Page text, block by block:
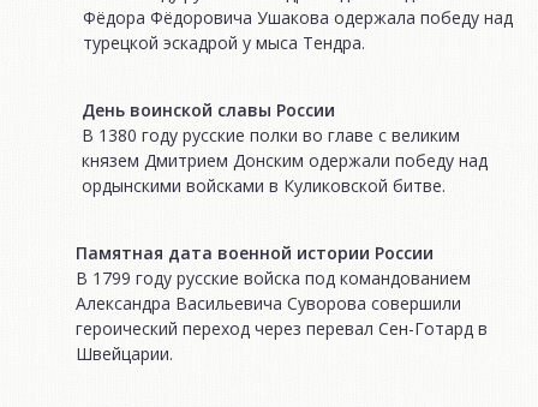
Фёдора Фёдоровича Ушакова одержала победу над
турецкой эскадрой у мыса Тендра.
День воинской славы России
В 1380 году русские полки во главе с великим
князем Дмитрием Донским одержали победу над
ордынскими войсками в Куликовской битве.
Памятная дата военной истории России
В 1799 году русские войска под командованием
Александра Васильевича Суворова совершили
героический переход через перевал Сен-Готард в
Швейцарии.